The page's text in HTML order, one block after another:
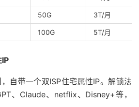
50G 3T/月
100G 5T/月
自带一个双ISP住宅属性IP。解锁法
、Claude、netflix、Disney+等，